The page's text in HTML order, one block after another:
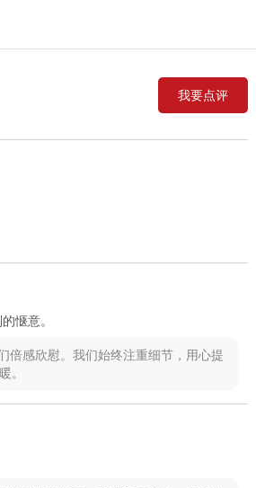
我要点评
惬意。
倍感欣慰。我们始终注重细节，用心提
。